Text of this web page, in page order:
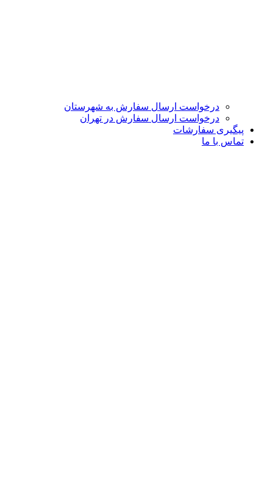
درخواست ارسال سفارش به شهرستان
درخواست ارسال سفارش در تهران
پیگیری سفارشات
تماس با ما